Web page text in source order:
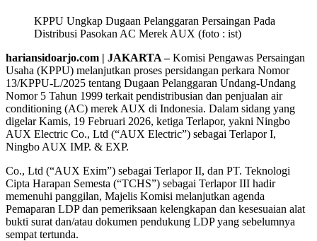
KPPU Ungkap Dugaan Pelanggaran Persaingan Pada
Distribusi Pasokan AC Merek AUX (foto : ist)
hariansidoarjo.com | JAKARTA –Komisi Pengawas Persaingan
Usaha (KPPU) melanjutkan proses persidangan perkara Nomor
13/KPPU-L/2025 tentang Dugaan Pelanggaran Undang-Undang
Nomor 5 Tahun 1999 terkait pendistribusian dan penjualan air
conditioning (AC) merek AUX di Indonesia. Dalam sidang yang
digelar Kamis, 19 Februari 2026, ketiga Terlapor, yakni Ningbo
AUX Electric Co., Ltd (“AUX Electric”) sebagai Terlapor I,
Ningbo AUX IMP. & EXP.
Co., Ltd (“AUX Exim”) sebagai Terlapor II, dan PT. Teknologi
Cipta Harapan Semesta (“TCHS”) sebagai Terlapor III hadir
memenuhi panggilan, Majelis Komisi melanjutkan agenda
Pemaparan LDP dan pemeriksaan kelengkapan dan kesesuaian alat
bukti surat dan/atau dokumen pendukung LDP yang sebelumnya
sempat tertunda.